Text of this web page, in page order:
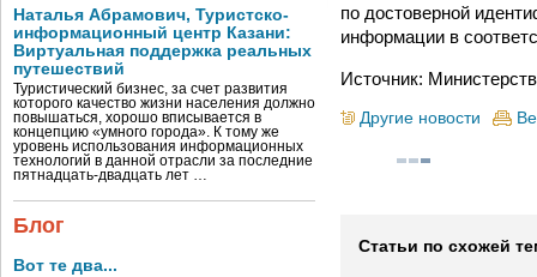
Наталья Абрамович, Туристско-
информационный центр Казани:
Виртуальная поддержка реальных
путешествий
Туристический бизнес, за счет развития
которого качество жизни населения должно
повышаться, хорошо вписывается в
концепцию «умного города». К тому же
уровень использования информационных
технологий в данной отрасли за последние
пятнадцать-двадцать лет …
Блог
Вот те два...
по достоверной
информации в
Источник:
Другие новости
Статьи по схожей